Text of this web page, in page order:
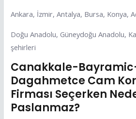
Ankara, İzmir, Antalya, Bursa, Konya,
Doğu Anadolu, Güneydoğu Anadolu,
şehirleri
Canakkale-
Dagahmetce Cam
Firması Seçerken
Paslanmaz?